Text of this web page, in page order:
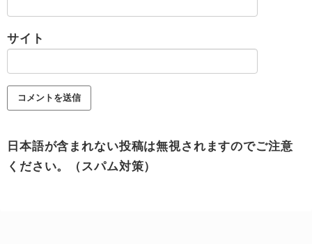
サイト
日本語が含まれない投稿は無視されますのでご注意
ください。（スパム対策）